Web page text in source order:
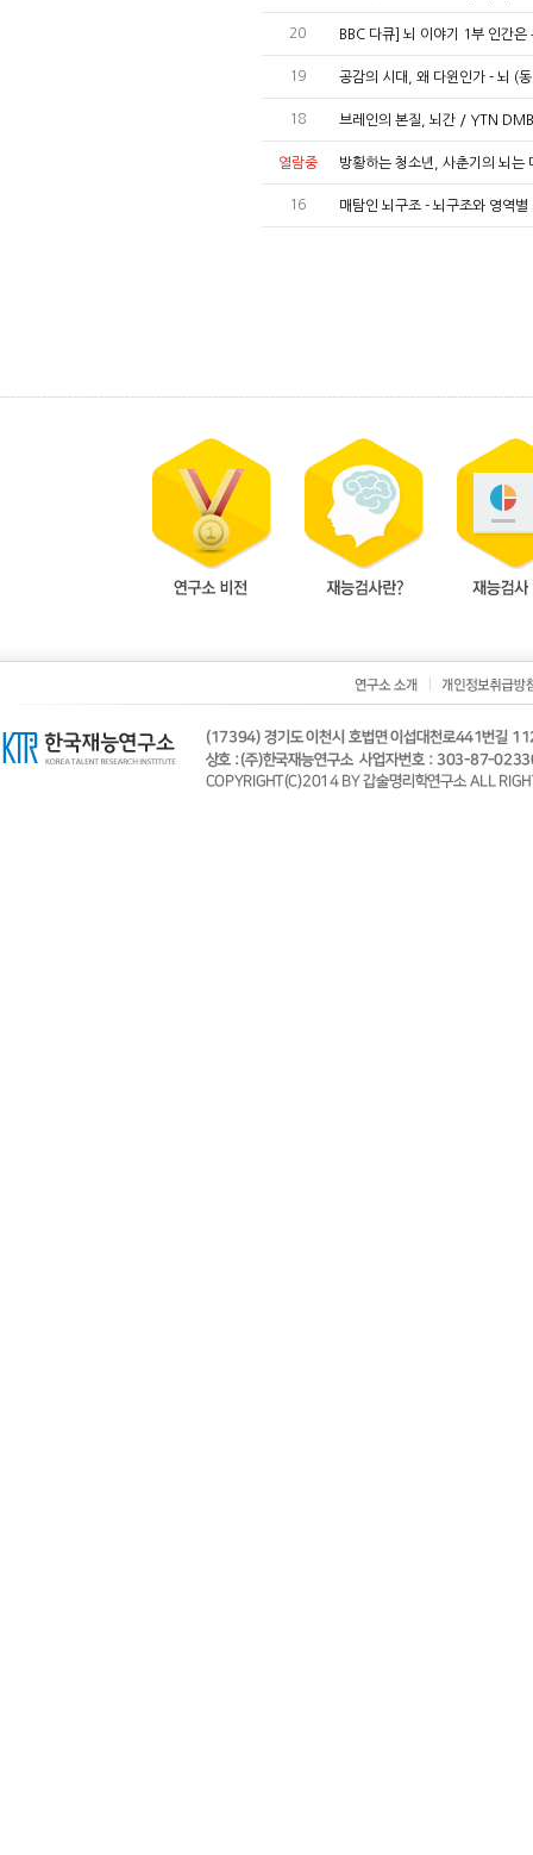
20 BBC 다큐] 뇌 이야기 1부 인간
19 공감의 시대, 왜 다윈인가 - 뇌 (
18 브레인의 본질, 뇌간 / YTN
열람중 방황하는 청소년, 사춘기의 뇌
16 매탐인 뇌구조 - 뇌구조와 영역